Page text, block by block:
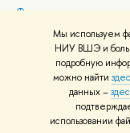
Мы используем
НИУ ВШЭ и
подробную
можно найти
данных –
использовании
Факультет
Международный
Московский институт
Тихонова
© НИУ ВШЭ 1993–2026